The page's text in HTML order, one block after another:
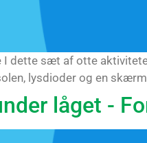
I dette sæt af otte
lysdioder og en
låget -